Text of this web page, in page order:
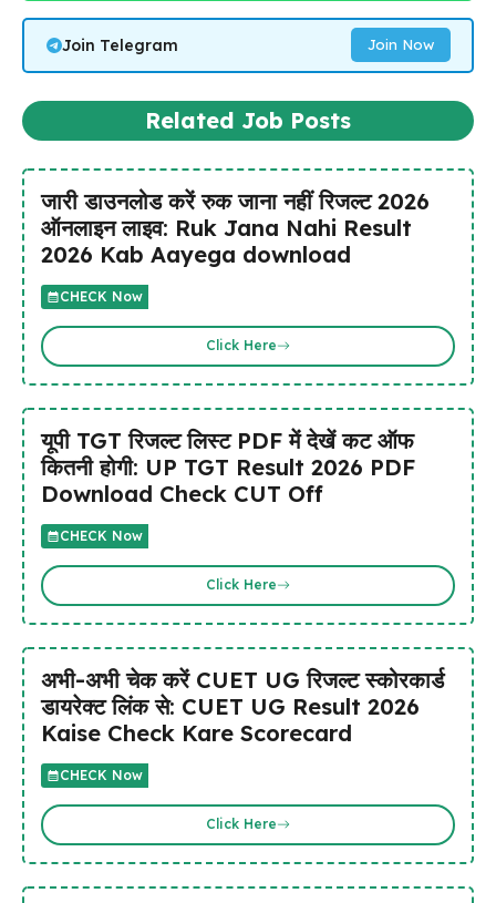
Join Telegram Join Now
Related Job Posts
जारी डाउनलोड करें रुक जाना नहीं रिजल्ट 2026
ऑनलाइन लाइव: Ruk Jana Nahi Result
2026 Kab Aayega download
CHECK Now
Click Here
यूपी TGT रिजल्ट लिस्ट PDF में देखें कट ऑफ
कितनी होगी: UP TGT Result 2026 PDF
Download Check CUT Off
CHECK Now
Click Here
अभी-अभी चेक करें CUET UG रिजल्ट स्कोरकार्ड
डायरेक्ट लिंक से: CUET UG Result 2026
Kaise Check Kare Scorecard
CHECK Now
Click Here